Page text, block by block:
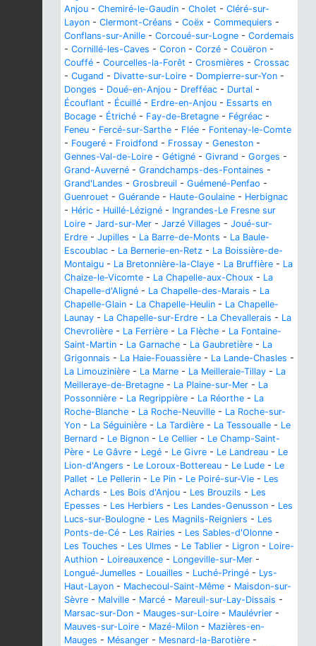
Anjou - Chemiré-le-Gaudin - Cholet - Cléré-sur-
Layon - Clermont-Créans - Coëx - Commequiers -
Conflans-sur-Anille - Corcoué-sur-Logne - Cordemais
- Cornillé-les-Caves - Coron - Corzé - Couëron -
Couffé - Courcelles-la-Forêt - Crosmières - Crossac
- Cugand - Divatte-sur-Loire - Dompierre-sur-Yon -
Donges - Doué-en-Anjou - Drefféac - Durtal -
Écouflant - Écuillé - Erdre-en-Anjou - Essarts en
Bocage - Étriché - Fay-de-Bretagne - Fégréac -
Feneu - Fercé-sur-Sarthe - Flée - Fontenay-le-Comte
- Fougeré - Froidfond - Frossay - Geneston -
Gennes-Val-de-Loire - Gétigné - Givrand - Gorges -
Grand-Auverné - Grandchamps-des-Fontaines -
Grand'Landes - Grosbreuil - Guémené-Penfao -
Guenrouet - Guérande - Haute-Goulaine - Herbignac
- Héric - Huillé-Lézigné - Ingrandes-Le Fresne sur
Loire - Jard-sur-Mer - Jarzé Villages - Joué-sur-
Erdre - Jupilles - La Barre-de-Monts - La Baule-
Escoublac - La Bernerie-en-Retz - La Boissière-de-
Montaigu - La Bretonnière-la-Claye - La Bruffière - La
Chaize-le-Vicomte - La Chapelle-aux-Choux - La
Chapelle-d'Aligné - La Chapelle-des-Marais - La
Chapelle-Glain - La Chapelle-Heulin - La Chapelle-
Launay - La Chapelle-sur-Erdre - La Chevallerais - La
Chevrolière - La Ferrière - La Flèche - La Fontaine-
Saint-Martin - La Garnache - La Gaubretière - La
Grigonnais - La Haie-Fouassière - La Lande-Chasles -
La Limouzinière - La Marne - La Meilleraie-Tillay - La
Meilleraye-de-Bretagne - La Plaine-sur-Mer - La
Possonnière - La Regrippière - La Réorthe - La
Roche-Blanche - La Roche-Neuville - La Roche-sur-
Yon - La Séguinière - La Tardière - La Tessoualle - Le
Bernard - Le Bignon - Le Cellier - Le Champ-Saint-
Père - Le Gâvre - Legé - Le Givre - Le Landreau - Le
Lion-d'Angers - Le Loroux-Bottereau - Le Lude - Le
Pallet - Le Pellerin - Le Pin - Le Poiré-sur-Vie - Les
Achards - Les Bois d'Anjou - Les Brouzils - Les
Epesses - Les Herbiers - Les Landes-Genusson - Les
Lucs-sur-Boulogne - Les Magnils-Reigniers - Les
Ponts-de-Cé - Les Rairies - Les Sables-d'Olonne -
Les Touches - Les Ulmes - Le Tablier - Ligron - Loire-
Authion - Loireauxence - Longeville-sur-Mer -
Longué-Jumelles - Louailles - Luché-Pringé - Lys-
Haut-Layon - Machecoul-Saint-Même - Maisdon-sur-
Sèvre - Malville - Marcé - Mareuil-sur-Lay-Dissais -
Marsac-sur-Don - Mauges-sur-Loire - Maulévrier -
Mauves-sur-Loire - Mazé-Milon - Mazières-en-
Mauges - Mésanger - Mesnard-la-Barotière -